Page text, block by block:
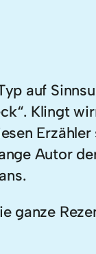
auf
Klingt
Autor
ganze